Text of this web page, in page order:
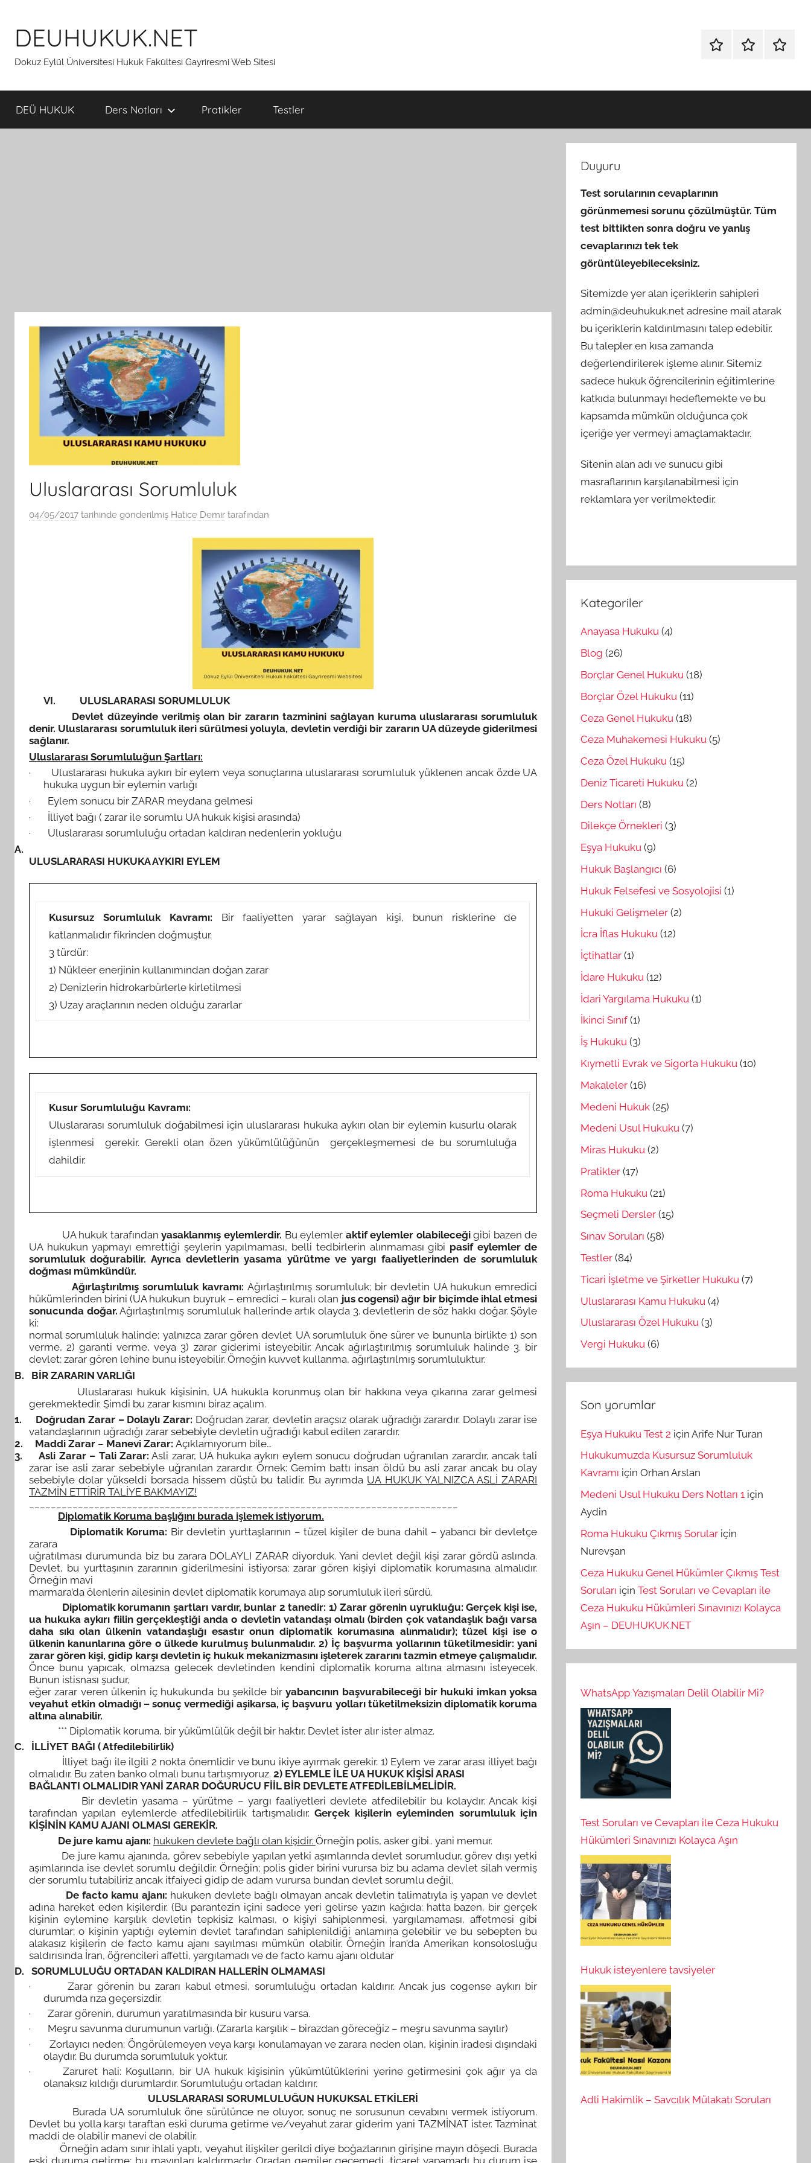
DEUHUKUK.NET
Dokuz Eylül Üniversitesi Hukuk Fakültesi Gayriresmi Web Sitesi
HakkımdaGüvenlikİletişim
DEÜ HUKUK Ders Notları Pratikler Testler
Uluslararası Sorumluluk
04/05/2017 tarihinde gönderilmiş Hatice Demir tarafından
VI. ULUSLARARASI SORUMLULUK
Devlet düzeyinde verilmiş olan bir zararın tazminini sağlayan kuruma uluslararası sorumluluk
denir. Uluslararası sorumluluk ileri sürülmesi yoluyla, devletin verdiği bir zararın UA düzeyde giderilmesi
sağlanır.
Uluslararası Sorumluluğun Şartları:
· Uluslararası hukuka aykırı bir eylem veya sonuçlarına uluslararası sorumluluk yüklenen ancak özde UA
hukuka uygun bir eylemin varlığı
· Eylem sonucu bir ZARAR meydana gelmesi
· İlliyet bağı ( zarar ile sorumlu UA hukuk kişisi arasında)
· Uluslararası sorumluluğu ortadan kaldıran nedenlerin yokluğu
A.
ULUSLARARASI HUKUKA AYKIRI EYLEM
Kusursuz Sorumluluk Kavramı: Bir faaliyetten yarar sağlayan kişi, bunun risklerine de
katlanmalıdır fikrinden doğmuştur.
3 türdür:
1) Nükleer enerjinin kullanımından doğan zarar
2) Denizlerin hidrokarbürlerle kirletilmesi
3) Uzay araçlarının neden olduğu zararlar
Kusur Sorumluluğu Kavramı:
Uluslararası sorumluluk doğabilmesi için uluslararası hukuka aykırı olan bir eylemin kusurlu olarak
işlenmesi gerekir. Gerekli olan özen yükümlülüğünün gerçekleşmemesi de bu sorumluluğa
dahildir.
UA hukuk tarafındanyasaklanmış eylemlerdir. Bu eylemler aktif eylemler olabileceğigibi bazen de
UA hukukun yapmayı emrettiği şeylerin yapılmaması, belli tedbirlerin alınmaması gibi pasif eylemler de
sorumluluk doğurabilir. Ayrıca devletlerin yasama yürütme ve yargı faaliyetlerinden de sorumluluk
doğması mümkündür.
Ağırlaştırılmış sorumluluk kavramı: Ağırlaştırılmış sorumluluk; bir devletin UA hukukun emredici
hükümlerinden birini (UA hukukun buyruk – emredici – kuralı olan jus cogensi) ağır bir biçimde ihlal etmesi
sonucunda doğar. Ağırlaştırılmış sorumluluk hallerinde artık olayda 3. devletlerin de söz hakkı doğar. Şöyle
ki:
normal sorumluluk halinde; yalnızca zarar gören devlet UA sorumluluk öne sürer ve bununla birlikte 1) son
verme, 2) garanti verme, veya 3) zarar giderimi isteyebilir. Ancak ağırlaştırılmış sorumluluk halinde 3. bir
devlet; zarar gören lehine bunu isteyebilir. Örneğin kuvvet kullanma, ağırlaştırılmış sorumluluktur.
B. BİR ZARARIN VARLIĞI
Uluslararası hukuk kişisinin, UA hukukla korunmuş olan bir hakkına veya çıkarına zarar gelmesi
gerekmektedir. Şimdi bu zarar kısmını biraz açalım.
1. Doğrudan Zarar – Dolaylı Zarar: Doğrudan zarar, devletin araçsız olarak uğradığı zarardır. Dolaylı zarar ise
vatandaşlarının uğradığı zarar sebebiyle devletin uğradığı kabul edilen zarardır.
2. Maddi Zarar – Manevi Zarar: Açıklamıyorum bile…
3.Asli Zarar – Tali Zarar: Asli zarar, UA hukuka aykırı eylem sonucu doğrudan uğranılan zarardır, ancak tali
zarar ise asli zarar sebebiyle uğranılan zarardır. Örnek: Gemim battı insan öldü bu asli zarar ancak bu olay
sebebiyle dolar yükseldi borsada hissem düştü bu talidir. Bu ayrımda UA HUKUK YALNIZCA ASLİ ZARARI
TAZMİN ETTİRİR TALİYE BAKMAYIZ!
Diplomatik Koruma başlığını burada işlemek istiyorum.
Diplomatik Koruma: Bir devletin yurttaşlarının – tüzel kişiler de buna dahil – yabancı bir devletçe
zarara
uğratılması durumunda biz bu zarara DOLAYLI ZARAR diyorduk. Yani devlet değil kişi zarar gördü aslında.
Devlet, bu yurttaşının zararının giderilmesini istiyorsa; zarar gören kişiyi diplomatik korumasına almalıdır.
Örneğin mavi
marmara’da ölenlerin ailesinin devlet diplomatik korumaya alıp sorumluluk ileri sürdü.
Diplomatik korumanın şartları vardır, bunlar 2 tanedir: 1) Zarar görenin uyrukluğu: Gerçek kişi ise,
ua hukuka aykırı fiilin gerçekleştiği anda o devletin vatandaşı olmalı (birden çok vatandaşlık bağı varsa
daha sıkı olan ülkenin vatandaşlığı esastır onun diplomatik korumasına alınmalıdır); tüzel kişi ise o
ülkenin kanunlarına göre o ülkede kurulmuş bulunmalıdır. 2) İç başvurma yollarının tüketilmesidir: yani
zarar gören kişi, gidip karşı devletin iç hukuk mekanizmasını işleterek zararını tazmin etmeye çalışmalıdır.
Önce bunu yapıcak, olmazsa gelecek devletinden kendini diplomatik koruma altına almasını isteyecek.
Bunun istisnası şudur,
eğer zarar veren ülkenin iç hukukunda bu şekilde biryabancının başvurabileceği bir hukuki imkan yoksa
veyahut etkin olmadığı – sonuç vermediği aşikarsa, iç başvuru yolları tüketilmeksizin diplomatik koruma
altına alınabilir.
*** Diplomatik koruma, bir yükümlülük değil bir haktır. Devlet ister alır ister almaz.
C. İLLİYET BAĞI ( Atfedilebilirlik)
İlliyet bağı ile ilgili 2 nokta önemlidir ve bunu ikiye ayırmak gerekir. 1) Eylem ve zarar arası illiyet bağı
olmalıdır. Bu zaten banko olmalı bunu tartışmıyoruz. 2) EYLEMLE İLE UA HUKUK KİŞİSİ ARASI
BAĞLANTI OLMALIDIR YANİ ZARAR DOĞURUCU FİİL BİR DEVLETE ATFEDİLEBİLMELİDİR.
Bir devletin yasama – yürütme – yargı faaliyetleri devlete atfedilebilir bu kolaydır. Ancak kişi
tarafından yapılan eylemlerde atfedilebilirlik tartışmalıdır.Gerçek kişilerin eyleminden sorumluluk için
KİŞİNİN KAMU AJANI OLMASI GEREKİR.
De jure kamu ajanı: hukuken devlete bağlı olan kişidir. Örneğin polis, asker gibi.. yani memur.
De jure kamu ajanında, görev sebebiyle yapılan yetki aşımlarında devlet sorumludur, görev dışı yetki
aşımlarında ise devlet sorumlu değildir. Örneğin; polis gider birini vurursa biz bu adama devlet silah vermiş
der sorumlu tutabiliriz ancak itfaiyeci gidip de adam vurursa bundan devlet sorumlu değil.
De facto kamu ajanı: hukuken devlete bağlı olmayan ancak devletin talimatıyla iş yapan ve devlet
adına hareket eden kişilerdir. (Bu parantezin içini sadece yeri gelirse yazın kağıda: hatta bazen, bir gerçek
kişinin eylemine karşılık devletin tepkisiz kalması, o kişiyi sahiplenmesi, yargılamaması, affetmesi gibi
durumlar; o kişinin yaptığı eylemin devlet tarafından sahiplenildiği anlamına gelebilir ve bu sebepten bu
alakasız kişilerin de facto kamu ajanı sayılması mümkün olabilir. Örneğin İran’da Amerikan konsolosluğu
saldırısında İran, öğrencileri affetti, yargılamadı ve de facto kamu ajanı oldular
D. SORUMLULUĞU ORTADAN KALDIRAN HALLERİN OLMAMASI
· Zarar görenin bu zararı kabul etmesi, sorumluluğu ortadan kaldırır. Ancak jus cogense aykırı bir
durumda rıza geçersizdir.
· Zarar görenin, durumun yaratılmasında bir kusuru varsa.
· Meşru savunma durumunun varlığı. (Zararla karşılık – birazdan göreceğiz – meşru savunma sayılır)
· Zorlayıcı neden: Öngörülemeyen veya karşı konulamayan ve zarara neden olan, kişinin iradesi dışındaki
olaydır. Bu durumda sorumluluk yoktur.
· Zaruret hali: Koşulların, bir UA hukuk kişisinin yükümlülüklerini yerine getirmesini çok ağır ya da
olanaksız kıldığı durumlardır. Sorumluluğu ortadan kaldırır.
ULUSLARARASI SORUMLULUĞUN HUKUKSAL ETKİLERİ
Burada UA sorumluluk öne sürülünce ne oluyor, sonuç ne sorusunun cevabını vermek istiyorum.
Devlet bu yolla karşı taraftan eski duruma getirme ve/veyahut zarar giderim yani TAZMİNAT ister. Tazminat
maddi de olabilir manevi de olabilir.
Örneğin adam sınır ihlali yaptı, veyahut ilişkiler gerildi diye boğazlarının girişine mayın döşedi. Burada
Duyuru
Test sorularının cevaplarının
görünmemesi sorunu çözülmüştür. Tüm
test bittikten sonra doğru ve yanlış
cevaplarınızı tek tek
görüntüleyebileceksiniz.
Sitemizde yer alan içeriklerin sahipleri
admin@deuhukuk.net adresine mail atarak
bu içeriklerin kaldırılmasını talep edebilir.
Bu talepler en kısa zamanda
değerlendirilerek işleme alınır. Sitemiz
sadece hukuk öğrencilerinin eğitimlerine
katkıda bulunmayı hedeflemekte ve bu
kapsamda mümkün olduğunca çok
içeriğe yer vermeyi amaçlamaktadır.
Sitenin alan adı ve sunucu gibi
masraflarının karşılanabilmesi için
reklamlara yer verilmektedir.
Kategoriler
Anayasa Hukuku (4)
Blog (26)
Borçlar Genel Hukuku (18)
Borçlar Özel Hukuku (11)
Ceza Genel Hukuku (18)
Ceza Muhakemesi Hukuku (5)
Ceza Özel Hukuku (15)
Deniz Ticareti Hukuku (2)
Ders Notları (8)
Dilekçe Örnekleri (3)
Eşya Hukuku (9)
Hukuk Başlangıcı (6)
Hukuk Felsefesi ve Sosyolojisi (1)
Hukuki Gelişmeler (2)
İcra İflas Hukuku (12)
İçtihatlar (1)
İdare Hukuku (12)
İdari Yargılama Hukuku (1)
İkinci Sınıf (1)
İş Hukuku (3)
Kıymetli Evrak ve Sigorta Hukuku (10)
Makaleler (16)
Medeni Hukuk (25)
Medeni Usul Hukuku (7)
Miras Hukuku (2)
Pratikler (17)
Roma Hukuku (21)
Seçmeli Dersler (15)
Sınav Soruları (58)
Testler (84)
Ticari İşletme ve Şirketler Hukuku (7)
Uluslararası Kamu Hukuku (4)
Uluslararası Özel Hukuku (3)
Vergi Hukuku (6)
Son yorumlar
Eşya Hukuku Test 2 içinArife Nur Turan
Hukukumuzda Kusursuz Sorumluluk
Kavramı içinOrhan Arslan
Medeni Usul Hukuku Ders Notları 1 için
Aydin
Roma Hukuku Çıkmış Sorular için
Nurevşan
Ceza Hukuku Genel Hükümler Çıkmış Test
Soruları içinTest Soruları ve Cevapları ile
Ceza Hukuku Hükümleri Sınavınızı Kolayca
Aşın – DEUHUKUK.NET
WhatsApp Yazışmaları Delil Olabilir Mi?
Test Soruları ve Cevapları ile Ceza Hukuku
Hükümleri Sınavınızı Kolayca Aşın
Hukuk isteyenlere tavsiyeler
Adli Hakimlik – Savcılık Mülakatı Soruları